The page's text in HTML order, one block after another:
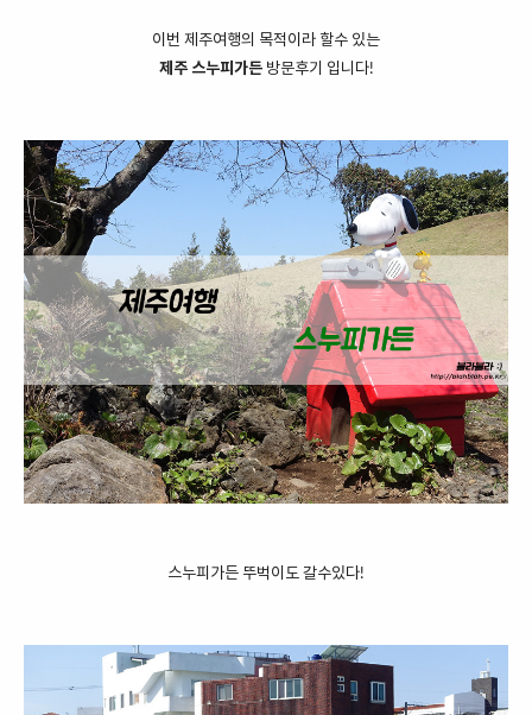
이번 제주여행의 목적이라 할수 있는
제주 스누피가든방문후기 입니다!
스누피가든 뚜벅이도 갈수있다!